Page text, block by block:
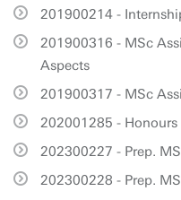
201900214 -
201900316 - MSc
Aspects
201900317 - MSc
202001285 -
202300227 - Prep.
202300228 - Prep.